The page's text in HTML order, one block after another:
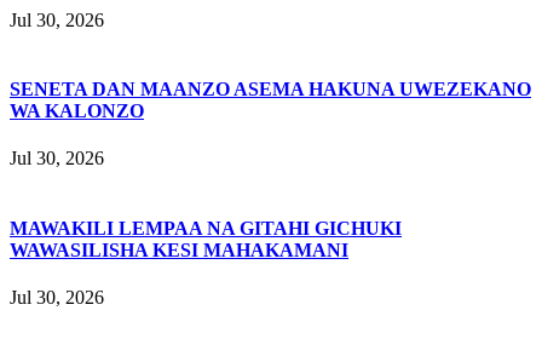
Jul 30, 2026
SENETA DAN MAANZO ASEMA HAKUNA UWEZEKANO
WA KALONZO
Jul 30, 2026
MAWAKILI LEMPAA NA GITAHI GICHUKI
WAWASILISHA KESI MAHAKAMANI
Jul 30, 2026